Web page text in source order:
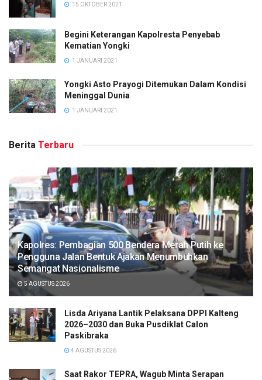
15 OKTOBER 2021
Begini Keterangan Kapolresta Penyebab
Kematian Yongki
1 JANUARI 2021
Yongki Asto Prayogi Ditemukan Dalam Kondisi
Meninggal Dunia
1 JANUARI 2021
Berita Terbaru
Kapolres: Pembagian 500 Bendera Merah Putih ke
Pengguna Jalan Bentuk Ajakan Menumbuhkan
Semangat Nasionalisme
5 AGUSTUS 2026
Lisda Ariyana Lantik Pelaksana DPPI Kalteng
2026–2030 dan Buka Pusdiklat Calon
Paskibraka
4 AGUSTUS 2026
Saat Rakor TEPRA, Wagub Minta Serapan